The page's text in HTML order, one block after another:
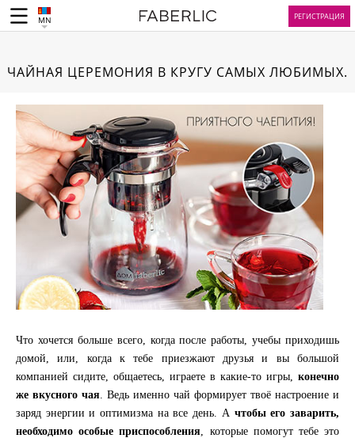
MN РЕГИСТРАЦИЯ
ЧАЙНАЯ ЦЕРЕМОНИЯ В КРУГУ САМЫХ ЛЮБИМЫХ.
Что хочется больше всего, когда после работы, учебы приходишь
домой, или, когда к тебе приезжают друзья и вы большой
компанией сидите, общаетесь, играете в какие-то игры, конечно
же вкусного чая . Ведь именно чай формирует твоё настроение и
заряд энергии и оптимизма на все день. А чтобы его заварить,
необходимо особые приспособления , которые помогут тебе это